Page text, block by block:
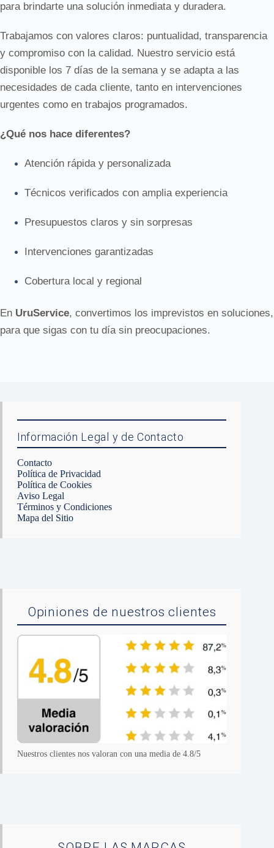
para brindarte una solución inmediata y duradera.
Trabajamos con valores claros: puntualidad, transparencia
y compromiso con la calidad. Nuestro servicio está
disponible los 7 días de la semana y se adapta a las
necesidades de cada cliente, tanto en intervenciones
urgentes como en trabajos programados.
¿Qué nos hace diferentes?
Atención rápida y personalizada
Técnicos verificados con amplia experiencia
Presupuestos claros y sin sorpresas
Intervenciones garantizadas
Cobertura local y regional
En UruService, convertimos los imprevistos en soluciones,
para que sigas con tu día sin preocupaciones.
Información Legal y de Contacto
Contacto
Política de Privacidad
Política de Cookies
Aviso Legal
Términos y Condiciones
Mapa del Sitio
Opiniones de nuestros clientes
Nuestros clientes nos valoran con una media de 4.8/5